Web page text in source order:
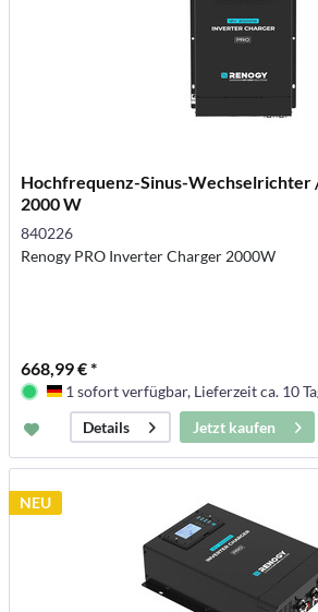
Hochfrequenz-Sinus-Wechselrichter
2000 W
840226
Renogy PRO Inverter Charger 2000W
668,99 € *
Deutschland
1 sofort verfügbar, Lieferzeit ca. 10
Details
Jetzt kaufen
NEU